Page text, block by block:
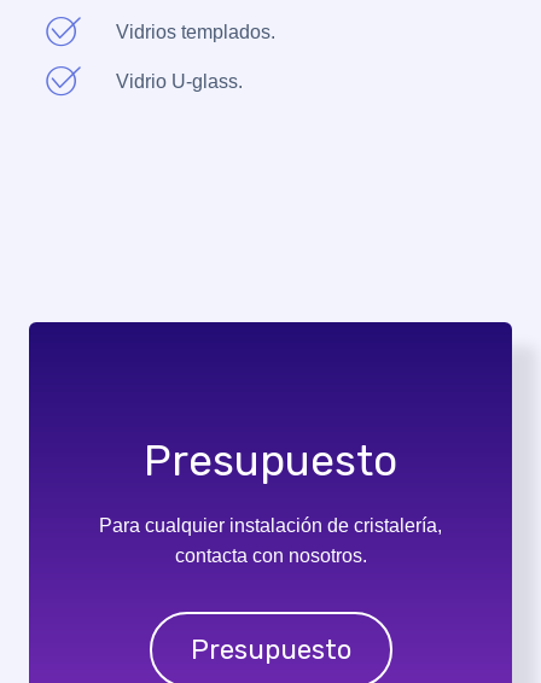
Vidrios templados.
Vidrio U-glass.
Presupuesto
Para cualquier instalación de cristalería,
contacta con nosotros.
Presupuesto